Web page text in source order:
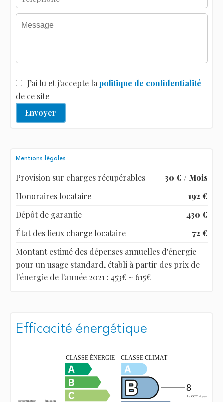
J’ai lu et j'accepte lapolitique de confidentialité
de ce site
Envoyer
Mentions légales
Provision sur charges récupérables
30 € / Mois
Honoraires locataire
192 €
Dépôt de garantie
430 €
État des lieux charge locataire
72 €
Montant estimé des dépenses annuelles d'énergie
pour un usage standard, établi à partir des prix de
l'énergie de l'année 2021 : 453€ ~ 615€
Efficacité énergétique